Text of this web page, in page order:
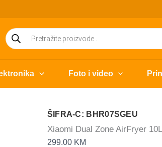
Products
search
Foto i video
ŠIFRA-C: BHR07SGEU
Xiaomi Dual Zone AirFryer
299.00 KM